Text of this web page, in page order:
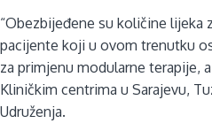
“Obezbijeđene su količine lijeka
pacijente koji u ovom trenutku
za primjenu modularne terapije,
Kliničkim centrima u Sarajevu,
Udruženja.